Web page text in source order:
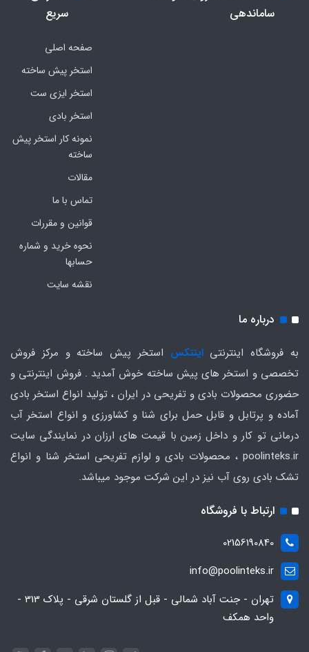
ساماندهی
سریع
صفحه اصلی
استخر پیش ساخته
استخر ایزی ست
استخر بادی
نمونه کار استخر پیش
ساخته
مقالات
تماس با ما
قوانین و مقررات
نحوه خرید و شماره
حسابها
نقشه سایت
درباره ما
به فروشگاه اینترنتیاینتکس استخر پیش ساخته و مرکز فروش
تخصصی و استخر های پیش ساخته خوش آمدید . فروش اینترنتی و
حضوری محصولات بادی و تفریحی در ایران ، تولید انواع استخر بادی
آماده و پرتابل و قابل حمل برای شنا و کشاورزی و انواع استخر آب
درمانی تو کار و داخل زمین با قیمت های ارزان در نمایندگی سایت
poolinteks.ir ، محصولات بادی و لوازم تفریحی استخر شنا و انواع
تشک بادی روی آب نیز در این شرکت موجود میباشد.
ارتباط با فروشگاه
02156190840
info@poolinteks.ir
تهران - جنت آباد شمالی - قبل از گلستان شرقی - پلاک 313 -
واحد همکف